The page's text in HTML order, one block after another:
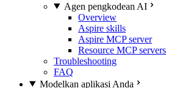
Agen pengkodean AI
Overview
Aspire skills
Aspire MCP server
Resource MCP servers
Troubleshooting
FAQ
Modelkan aplikasi Anda